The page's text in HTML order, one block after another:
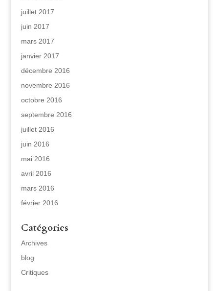
juillet 2017
juin 2017
mars 2017
janvier 2017
décembre 2016
novembre 2016
octobre 2016
septembre 2016
juillet 2016
juin 2016
mai 2016
avril 2016
mars 2016
février 2016
Catégories
Archives
blog
Critiques